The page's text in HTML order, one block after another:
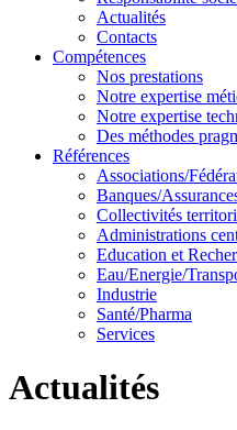
Actualités
Contacts
Compétences
Nos prestations
Notre expertise
Notre expertise
Des méthodes
Références
Associations/
Banques/
Collectivités
Administrations
Education et
Eau/Energie/
Industrie
Santé/Pharma
Services
Actualités